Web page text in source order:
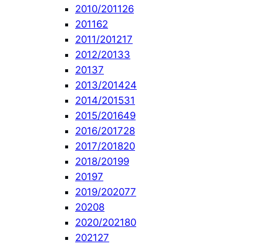
2010/201126
201162
2011/201217
2012/20133
20137
2013/201424
2014/201531
2015/201649
2016/201728
2017/201820
2018/20199
20197
2019/202077
20208
2020/202180
202127